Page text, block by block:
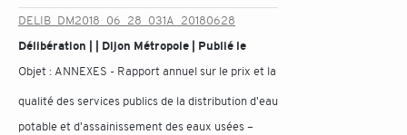
DELIB_DM2018_06_28_031A_20180628
Délibération | | Dijon Métropole | Publié le
Objet : ANNEXES - Rapport annuel sur le prix et la
qualité des services publics de la distribution d'eau
potable et d'assainissement des eaux usées –